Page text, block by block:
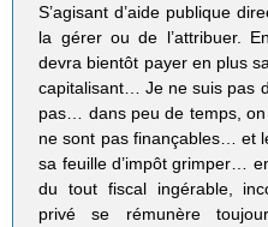
S’agisant d’aide publique
la gérer ou de l’attribuer.
devra bientôt payer en plus
capitalisant… Je ne suis pas
pas… dans peu de temps,
ne sont pas finançables… et
sa feuille d’impôt grimper…
du tout fiscal ingérable,
privé se rémunère